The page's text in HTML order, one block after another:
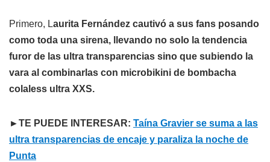
Primero, Laurita Fernández cautivó a sus fans posando
como toda una sirena, llevando no solo la tendencia
furor de las ultra transparencias sino que subiendo la
vara al combinarlas con microbikini de bombacha
colaless ultra XXS.
►TE PUEDE INTERESAR: Taína Gravier se suma a las
ultra transparencias de encaje y paraliza la noche de
Punta